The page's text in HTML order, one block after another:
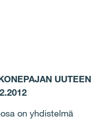
UUTEEN
on yhdistelmä